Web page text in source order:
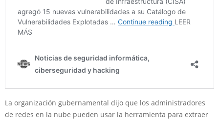
La organización gubernamental dijo que los administradores
de redes en la nube pueden usar la herramienta para extraer